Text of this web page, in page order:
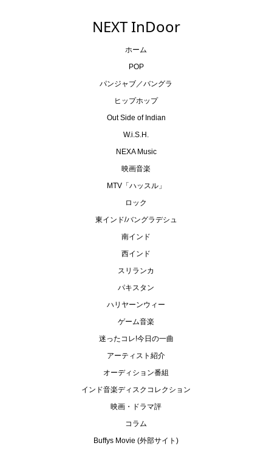
NEXT InDoor
ホーム
POP
パンジャブ／バングラ
ヒップホップ
Out Side of Indian
W.i.S.H.
NEXA Music
映画音楽
MTV「ハッスル」
ロック
東インド/バングラデシュ
南インド
西インド
スリランカ
パキスタン
ハリヤーンウィー
ゲーム音楽
迷ったコレ!今日の一曲
アーティスト紹介
オーディション番組
インド音楽ディスクコレクション
映画・ドラマ評
コラム
Buffys Movie (外部サイト)